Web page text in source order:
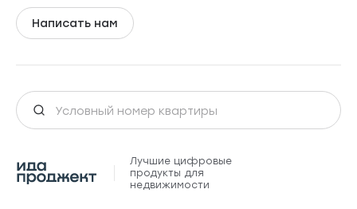
Написать нам
Лучшие цифровые
продукты для
недвижимости